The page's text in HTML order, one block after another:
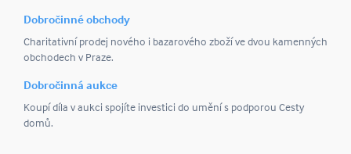
Dobročinné obchody
Charitativní prodej nového i bazarového zboží ve dvou kamenných
obchodech v Praze.
Dobročinná aukce
Koupí díla v aukci spojíte investici do umění s podporou Cesty
domů.